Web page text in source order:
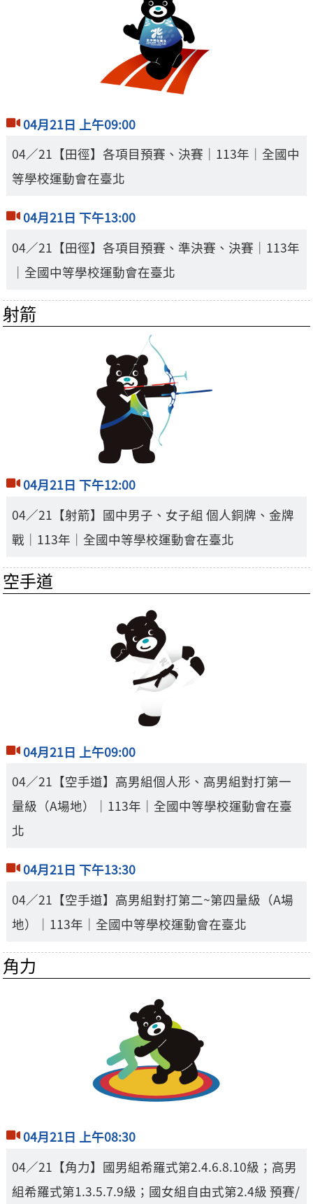
04月21日 上午09:00
04／21【田徑】各項目預賽、決賽｜113年｜全國中
等學校運動會在臺北
04月21日 下午13:00
04／21【田徑】各項目預賽、準決賽、決賽｜113年
｜全國中等學校運動會在臺北
射箭
04月21日 下午12:00
04／21【射箭】國中男子、女子組 個人銅牌、金牌
戰｜113年｜全國中等學校運動會在臺北
空手道
04月21日 上午09:00
04／21【空手道】高男組個人形、高男組對打第一
量級（A場地）｜113年｜全國中等學校運動會在臺
北
04月21日 下午13:30
04／21【空手道】高男組對打第二~第四量級（A場
地）｜113年｜全國中等學校運動會在臺北
角力
04月21日 上午08:30
04／21【角力】國男組希羅式第2.4.6.8.10級；高男
組希羅式第1.3.5.7.9級；國女組自由式第2.4級 預賽/